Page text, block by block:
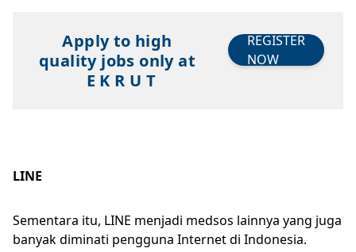
Apply to high
quality jobs only at
E K R U T
REGISTER
NOW
LINE
Sementara itu, LINE menjadi medsos lainnya yang juga
banyak diminati pengguna Internet di Indonesia.